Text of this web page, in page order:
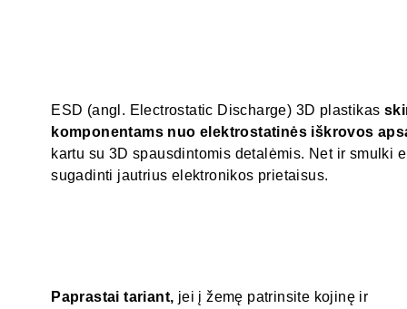
ESD (angl. Electrostatic Discharge) 3D plastikas
komponentams nuo elektrostatinės iškrovos
kartu su 3D spausdintomis detalėmis. Net ir smulki
sugadinti jautrius elektronikos prietaisus.
Paprastai tariant, jei į žemę patrinsite kojinę ir